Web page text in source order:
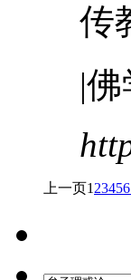
传
|
上一页1 23456